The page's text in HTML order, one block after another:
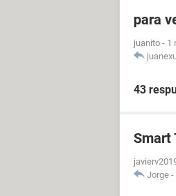
para
juanito - 1
43
Smart
Jorge -